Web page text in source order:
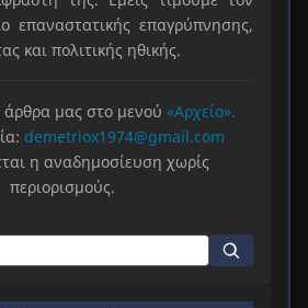
επαναστατικής επαγρύπνησης,
και πολιτικής ηθικής.
άρθρα μας στο μενού «Αρχείο».
demetriox1974@gmail.com
η αναδημοσίευση χωρίς
περιορισμούς.